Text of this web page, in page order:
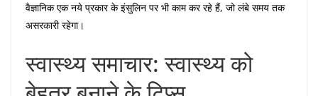
वैज्ञानिक एक नये प्रकार के इंसुलिन पर भी काम कर रहे हैं, जो लंबे समय तक
असरकारी रहेगा।
स्वास्थ्य समाचार: स्वास्थ्य को